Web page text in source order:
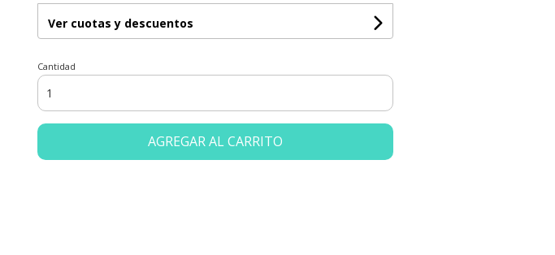
Ver cuotas y descuentos
Cantidad
AGREGAR AL CARRITO